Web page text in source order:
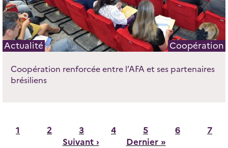
Actualité Coopération
Coopération renforcée entre l’AFA et ses partenaires
brésiliens
Pagination
Page
1 Page
2 Page
3 Page
4 Page
5 Page
6 Page
7
Page
Suivant ›
Dernière
Dernier »